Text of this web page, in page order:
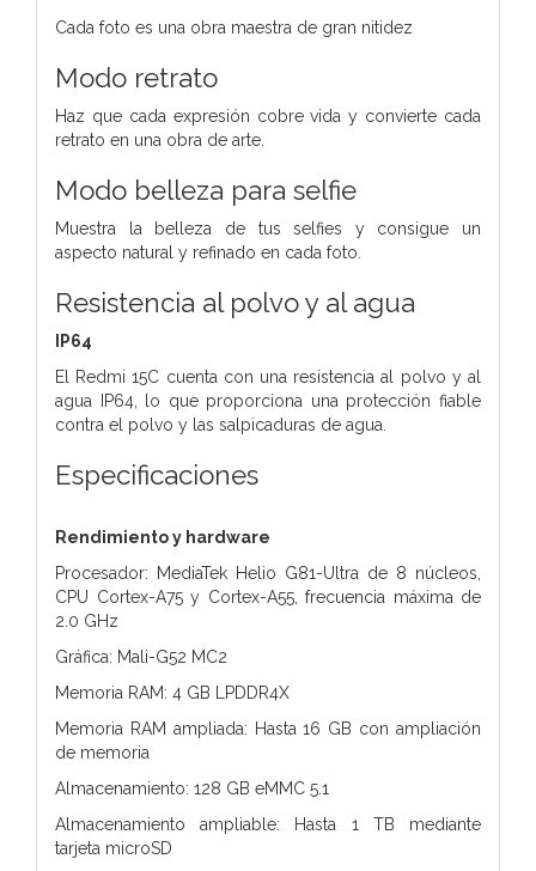
Cada foto es una obra maestra de gran nitidez
Modo retrato
Haz que cada expresión cobre vida y convierte cada
retrato en una obra de arte.
Modo belleza para selfie
Muestra la belleza de tus selfies y consigue un
aspecto natural y refinado en cada foto.
Resistencia al polvo y al agua
IP64
El Redmi 15C cuenta con una resistencia al polvo y al
agua IP64, lo que proporciona una protección fiable
contra el polvo y las salpicaduras de agua.
Especificaciones
Rendimiento y hardware
Procesador: MediaTek Helio G81-Ultra de 8 núcleos,
CPU Cortex-A75 y Cortex-A55, frecuencia máxima de
2.0 GHz
Gráfica: Mali-G52 MC2
Memoria RAM: 4 GB LPDDR4X
Memoria RAM ampliada: Hasta 16 GB con ampliación
de memoria
Almacenamiento: 128 GB eMMC 5.1
Almacenamiento ampliable: Hasta 1 TB mediante
tarjeta microSD